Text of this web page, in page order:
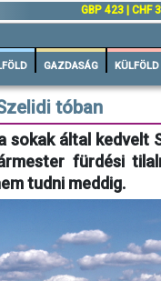
GBP 423 | CHF
GAZDASÁG KÜLFÖLD
tóban
sokak által kedvelt
fürdési
tudni meddig.